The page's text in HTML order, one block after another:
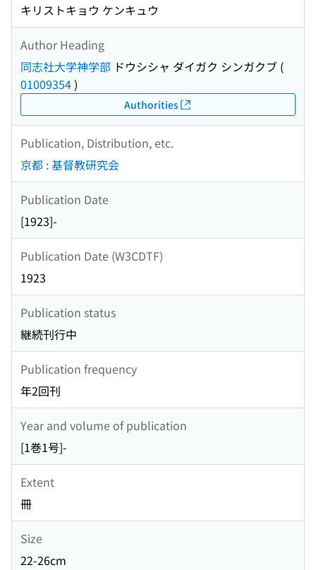
キリストキョウ ケンキュウ
Author Heading
同志社大学神学部 ドウシシャ ダイガク シンガクブ (
01009354)
Authorities
Publication, Distribution, etc.
京都 : 基督教研究会
Publication Date
[1923]-
Publication Date (W3CDTF)
1923
Publication status
継続刊行中
Publication frequency
年2回刊
Year and volume of publication
[1巻1号]-
Extent
冊
Size
22-26cm